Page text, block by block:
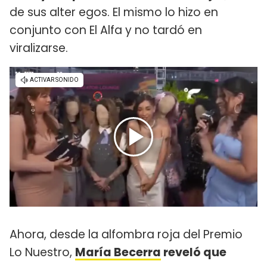
de sus alter egos. El mismo lo hizo en
conjunto con El Alfa y no tardó en
viralizarse.
Ahora, desde la alfombra roja del Premio
Lo Nuestro, María Becerra reveló que